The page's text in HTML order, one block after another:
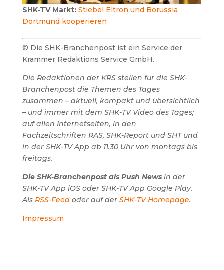
SHK-TV Markt: Stiebel Eltron und Borussia
Dortmund kooperieren
© Die SHK-Branchenpost ist ein Service der
Krammer Redaktions Service GmbH.
Die Redaktionen der KRS stellen für die SHK-
Branchenpost die Themen des Tages
zusammen – aktuell, kompakt und übersichtlich
– und immer mit dem SHK-TV Video des Tages;
auf allen Internetseiten, in den
Fachzeitschriften RAS, SHK-Report und SHT und
in der SHK-TV App ab 11.30 Uhr von montags bis
freitags.
Die SHK-Branchenpost als Push Newsin der
SHK-TV App iOS oder SHK-TV App Google Play.
Als RSS-Feedoder auf der SHK-TV Homepage.
Impressum